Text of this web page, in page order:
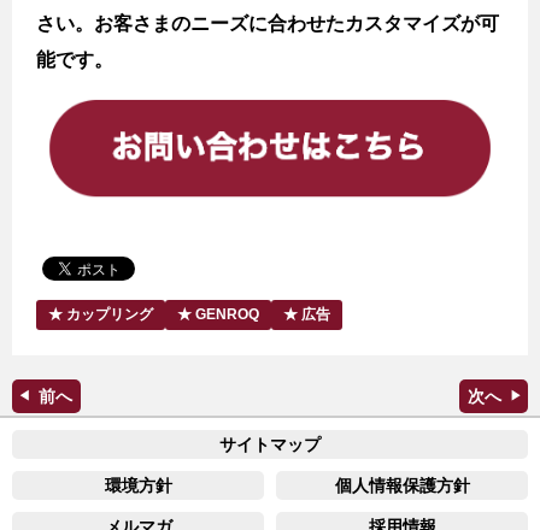
さい。お客さまのニーズに合わせたカスタマイズが可
能です。
カップリング GENROQ 広告
サイトマップ
環境方針 個人情報保護方針